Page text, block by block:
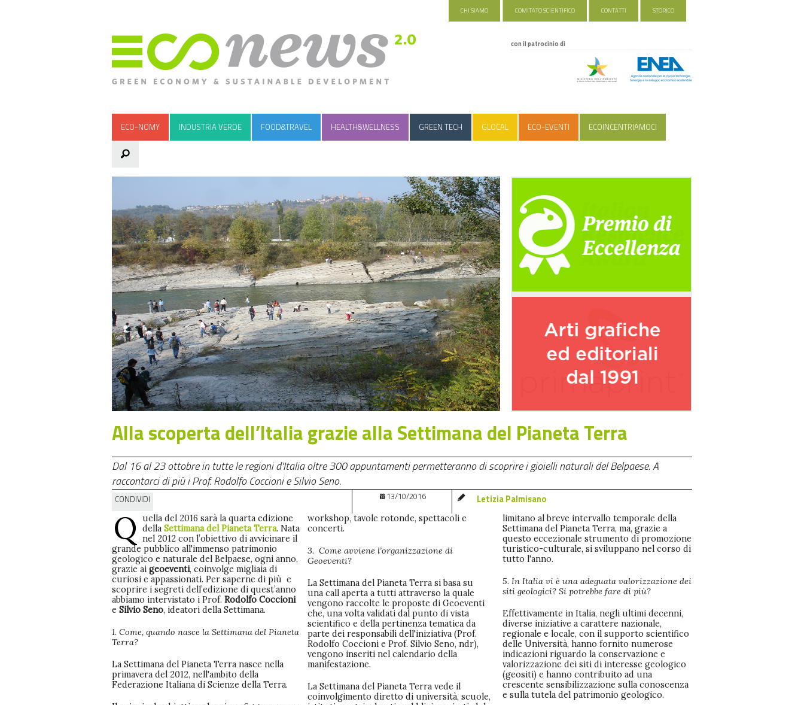
CHI SIAMO COMITATO SCIENTIFICO CONTATTI STORICO
con il patrocinio di
ECO-NOMY INDUSTRIA VERDE FOOD&TRAVEL HEALTH&WELLNESS GREEN TECH GLOCAL ECO-EVENTI ECOINCENTRIAMOCI
Alla scoperta dell’Italia grazie alla Settimana del Pianeta Terra
Dal 16 al 23 ottobre in tutte le regioni d'Italia oltre 300 appuntamenti permetteranno di scoprire i gioielli naturali del Belpaese. A
raccontarci di più i Prof. Rodolfo Coccioni e Silvio Seno.
CONDIVIDI 13/10/2016 Letizia Palmisano
Q
uella del 2016 sarà la quarta edizione
della Settimana del Pianeta Terra. Nata
nel 2012 con l’obiettivo di avvicinare il
grande pubblico all'immenso patrimonio
geologico e naturale del Belpaese, ogni anno,
grazie ai geoeventi, coinvolge migliaia di
curiosi e appassionati. Per saperne di più e
scoprire i segreti dell’edizione di quest’anno
abbiamo intervistato i Prof. Rodolfo Coccioni
e Silvio Seno, ideatori della Settimana.
1. Come, quando nasce la Settimana del Pianeta
Terra?
La Settimana del Pianeta Terra nasce nella
primavera del 2012, nell'ambito della
Federazione Italiana di Scienze della Terra.
workshop, tavole rotonde, spettacoli e
concerti.
3. Come avviene l’organizzazione di
Geoeventi?
La Settimana del Pianeta Terra si basa su
una call aperta a tutti attraverso la quale
vengono raccolte le proposte di Geoeventi
che, una volta validati dal punto di vista
scientifico e della pertinenza tematica da
parte dei responsabili dell'iniziativa (Prof.
Rodolfo Coccioni e Prof. Silvio Seno, ndr),
vengono inseriti nel calendario della
manifestazione.
La Settimana del Pianeta Terra vede il
coinvolgimento diretto di università, scuole,
limitano al breve intervallo temporale della
Settimana del Pianeta Terra, ma, grazie a
questo eccezionale strumento di promozione
turistico-culturale, si sviluppano nel corso di
tutto l'anno.
5. In Italia vi è una adeguata valorizzazione dei
siti geologici? Si potrebbe fare di più?
Effettivamente in Italia, negli ultimi decenni,
diverse iniziative a carattere nazionale,
regionale e locale, con il supporto scientifico
delle Università, hanno fornito numerose
indicazioni riguardo la conservazione e
valorizzazione dei siti di interesse geologico
(geositi) e hanno contribuito ad una
crescente sensibilizzazione sulla conoscenza
e sulla tutela del patrimonio geologico.